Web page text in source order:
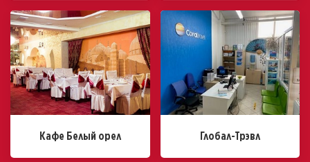
Кафе Белый орел Глобал-Трэвл